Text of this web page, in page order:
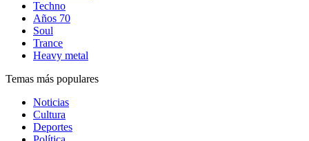
Techno
Años 70
Soul
Trance
Heavy metal
Temas más populares
Noticias
Cultura
Deportes